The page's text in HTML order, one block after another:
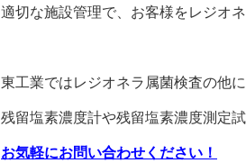
適切な施設管理で、お客様をレジオ
東工業ではレジオネラ属菌検査の他に
残留塩素濃度計や残留塩素濃度測定
お気軽にお問い合わせください！